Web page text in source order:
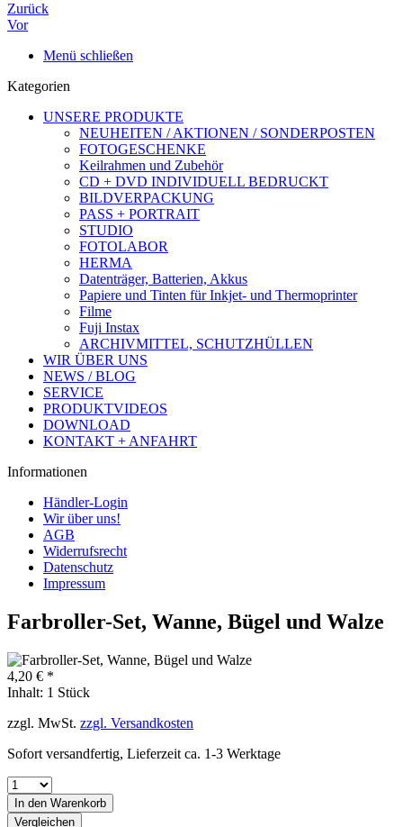
Zurück
Vor
Menü schließen
Kategorien
UNSERE PRODUKTE
NEUHEITEN / AKTIONEN / SONDERPOSTEN
FOTOGESCHENKE
Keilrahmen und Zubehör
CD + DVD INDIVIDUELL BEDRUCKT
BILDVERPACKUNG
PASS + PORTRAIT
STUDIO
FOTOLABOR
HERMA
Datenträger, Batterien, Akkus
Papiere und Tinten für Inkjet- und Thermoprinter
Filme
Fuji Instax
ARCHIVMITTEL, SCHUTZHÜLLEN
WIR ÜBER UNS
NEWS / BLOG
SERVICE
PRODUKTVIDEOS
DOWNLOAD
KONTAKT + ANFAHRT
Informationen
Händler-Login
Wir über uns!
AGB
Widerrufsrecht
Datenschutz
Impressum
Farbroller-Set, Wanne, Bügel und Walze
4,20 € *
Inhalt: 1 Stück
zzgl. MwSt. zzgl. Versandkosten
Sofort versandfertig, Lieferzeit ca. 1-3 Werktage
In den Warenkorb
Vergleichen